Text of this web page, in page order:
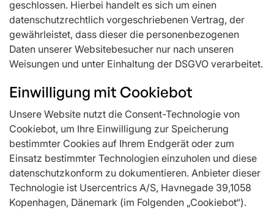
geschlossen. Hierbei handelt es sich um einen
datenschutzrechtlich vorgeschriebenen Vertrag, der
gewährleistet, dass dieser die personenbezogenen
Daten unserer Websitebesucher nur nach unseren
Weisungen und unter Einhaltung der DSGVO verarbeitet.
Einwilligung mit Cookiebot
Unsere Website nutzt die Consent-Technologie von
Cookiebot, um Ihre Einwilligung zur Speicherung
bestimmter Cookies auf Ihrem Endgerät oder zum
Einsatz bestimmter Technologien einzuholen und diese
datenschutzkonform zu dokumentieren. Anbieter dieser
Technologie ist Usercentrics A/S, Havnegade 39,1058
Kopenhagen, Dänemark (im Folgenden „Cookiebot“).